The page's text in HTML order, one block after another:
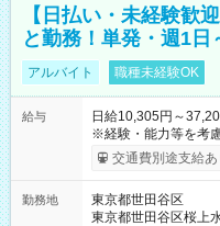
【日払い・未経験歓
と勤務！単発・週1
アルバイト 職種未経験OK
給与
日給10,305円～
※経験・能力等を考慮の
間】試用期間なし
交通費別途支給あ
勤務地
東京都世田谷区
東京都世田谷区桜上